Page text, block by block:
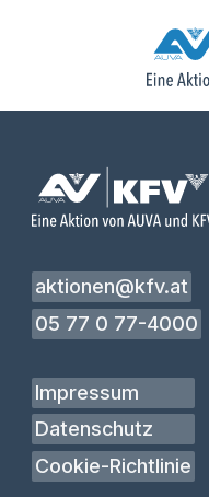
aktionen@kfv.at
05 77 0 77-4000
Impressum
Datenschutz
Cookie-Richtlinie